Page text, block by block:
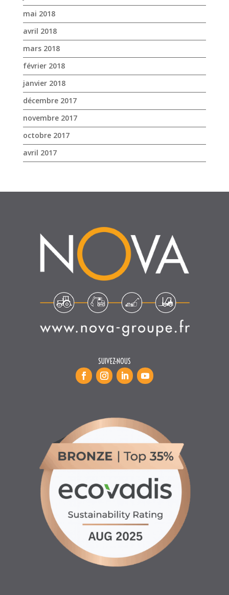
mai 2018
avril 2018
mars 2018
février 2018
janvier 2018
décembre 2017
novembre 2017
octobre 2017
avril 2017
SUIVEZ-NOUS